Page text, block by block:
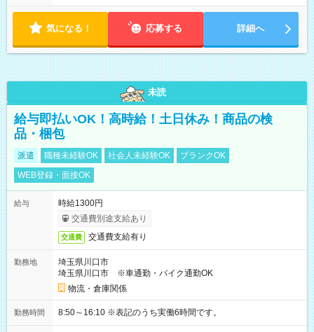
気になる！ 応募する 詳細へ
未読
給与即払いOK！高時給！土日休み！商品の検
品・梱包
派遣 職種未経験OK 社会人未経験OK
ブランクOK
WEB登録・面接OK
給与
時給1300円
交通費別途支給あり
交通費 交通費支給有り
勤務地
埼玉県川口市
埼玉県川口市 ※車通勤・バイク通勤OK
物流・倉庫関係
勤務時間 8:50～16:10 ※表記のうち実働6時間です。